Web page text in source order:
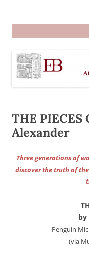
THE PIECES
Alexander
Three generations of
discover the truth of
by
Penguin
(via